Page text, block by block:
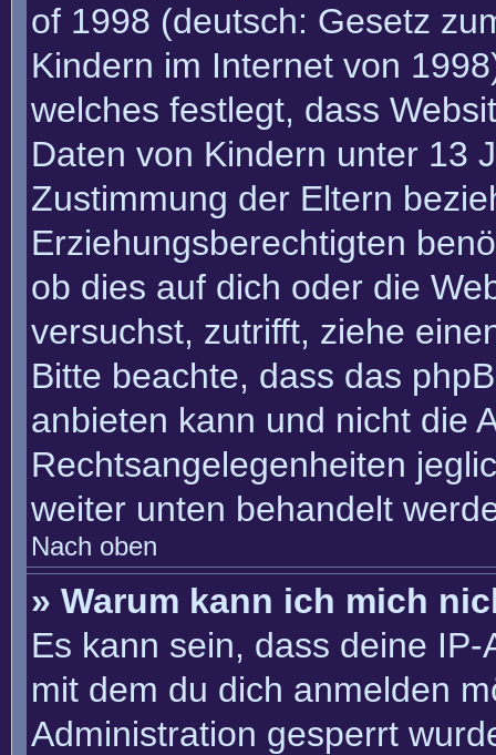
of 1998 (deutsch: Gesetz
Kindern im Internet von
welches festlegt, dass
Daten von Kindern unter 13
Zustimmung der Eltern
Erziehungsberechtigten
ob dies auf dich oder die
versuchst, zutrifft, ziehe
Bitte beachte, dass das
anbieten kann und nicht die
Rechtsangelegenheiten
weiter unten behandelt
Nach oben
» Warum kann ich mich
Es kann sein, dass deine
mit dem du dich anmelden
Administration gesperrt